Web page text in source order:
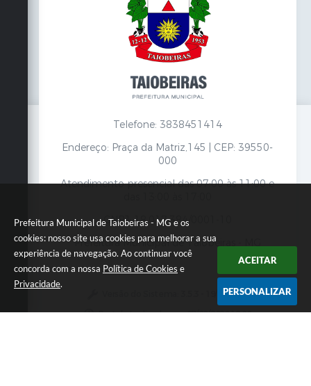
Prefeitura Municipal de Taiobeiras - MG e os
cookies: nosso site usa cookies para melhorar a sua
experiência de navegação. Ao continuar você
concorda com a nossa Política de Cookies e
Privacidade.
ACEITAR
PERSONALIZAR
Telefone: 3838451414
Endereço: Praça da Matriz,145 | CEP: 39550-
000
Atendimento presencial das 07:00 às 11:00 e
CNPJ: 18.017.384/0001-10
Prefeitura Municipal de Taiobeiras - MG
3.5.3 - 19/06/2026
Portal atualizado em:07/08/2026 12:00